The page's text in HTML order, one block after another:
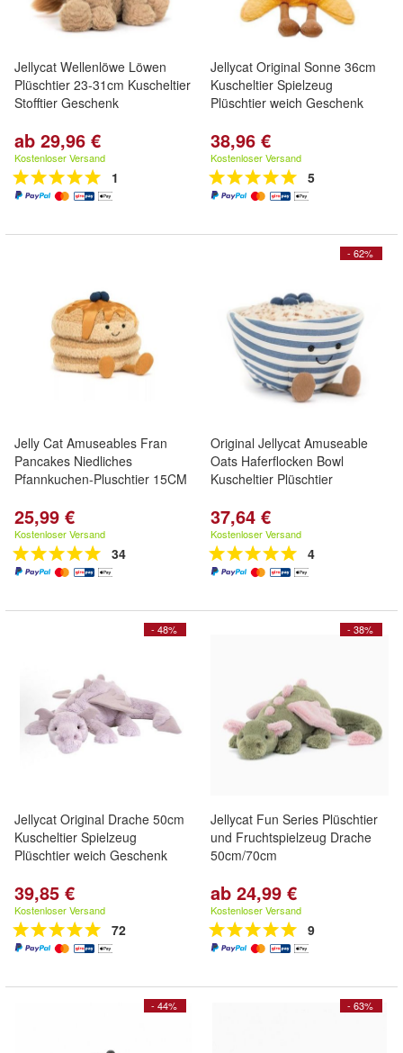
Jellycat Wellenlöwe Löwen
Plüschtier 23-31cm Kuscheltier
Stofftier Geschenk
ab 29,96 €
Kostenloser Versand
1
Jellycat Original Sonne 36cm
Kuscheltier Spielzeug
Plüschtier weich Geschenk
38,96 €
Kostenloser Versand
5
Jelly Cat Amuseables Fran
Pancakes Niedliches
Pfannkuchen-Pluschtier 15CM
25,99 €
Kostenloser Versand
34
- 62%
Original Jellycat Amuseable
Oats Haferflocken Bowl
Kuscheltier Plüschtier
37,64 €
Kostenloser Versand
4
- 48%
Jellycat Original Drache 50cm
Kuscheltier Spielzeug
Plüschtier weich Geschenk
39,85 €
Kostenloser Versand
72
- 38%
Jellycat Fun Series Plüschtier
und Fruchtspielzeug Drache
50cm/70cm
ab 24,99 €
Kostenloser Versand
9
- 44% - 63%